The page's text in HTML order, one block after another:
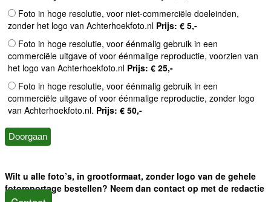
Foto in hoge resolutie, voor niet-commerciële doeleinden,
zonder het logo van Achterhoekfoto.nl Prijs: € 5,-
Foto in hoge resolutie, voor éénmalig gebruik in een
commerciële uitgave of voor éénmalige reproductie, voorzien van
het logo van Achterhoekfoto.nl Prijs: € 25,-
Foto in hoge resolutie, voor éénmalig gebruik in een
commerciële uitgave of voor éénmalige reproductie, zonder logo
van Achterhoekfoto.nl. Prijs: € 50,-
Wilt u alle foto’s, in grootformaat, zonder logo van de gehele
fotoreportage bestellen? Neem dan contact op met de redactie